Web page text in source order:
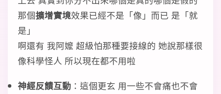
那個擴增實境效果已經不是「像」而已 是「就
是」
啊還有 我阿嬤 超級怕那種要接線的 她說那樣很
像科學怪人 所以現在都不用啦
神經反饋互動 ：這個更玄 用一些不會痛也不會